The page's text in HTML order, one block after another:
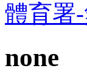
體育署
none